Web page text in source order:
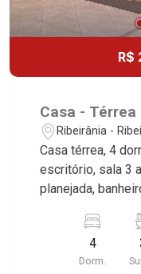
da Boa Vista |
R$
Casa - Térrea
Ribeirânia -
Casa térrea, 4
escritório, sala 3
planejada,
churrasqueira,
armários, 6
ao Novo Shopping. * Imóvel alugado, ideal
4
Dorm.